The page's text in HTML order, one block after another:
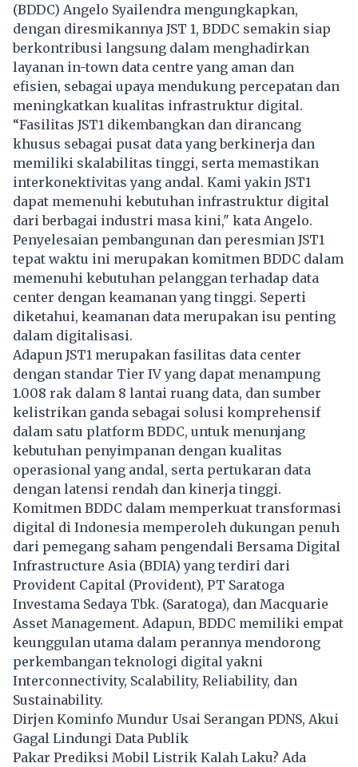
(BDDC) Angelo Syailendra mengungkapkan,
dengan diresmikannya JST 1, BDDC semakin siap
berkontribusi langsung dalam menghadirkan
layanan in-town data centre yang aman dan
efisien, sebagai upaya mendukung percepatan dan
meningkatkan kualitas infrastruktur digital.
“Fasilitas JST1 dikembangkan dan dirancang
khusus sebagai pusat data yang berkinerja dan
memiliki skalabilitas tinggi, serta memastikan
interkonektivitas yang andal. Kami yakin JST1
dapat memenuhi kebutuhan infrastruktur digital
dari berbagai industri masa kini," kata Angelo.
Penyelesaian pembangunan dan peresmian JST1
tepat waktu ini merupakan komitmen BDDC dalam
memenuhi kebutuhan pelanggan terhadap data
center dengan keamanan yang tinggi. Seperti
diketahui, keamanan data merupakan isu penting
dalam digitalisasi.
Adapun JST1 merupakan fasilitas data center
dengan standar Tier IV yang dapat menampung
1.008 rak dalam 8 lantai ruang data, dan sumber
kelistrikan ganda sebagai solusi komprehensif
dalam satu platform BDDC, untuk menunjang
kebutuhan penyimpanan dengan kualitas
operasional yang andal, serta pertukaran data
dengan latensi rendah dan kinerja tinggi.
Komitmen BDDC dalam memperkuat transformasi
digital di Indonesia memperoleh dukungan penuh
dari pemegang saham pengendali Bersama Digital
Infrastructure Asia (BDIA) yang terdiri dari
Provident Capital (Provident), PT Saratoga
Investama Sedaya Tbk. (Saratoga), dan Macquarie
Asset Management. Adapun, BDDC memiliki empat
keunggulan utama dalam perannya mendorong
perkembangan teknologi digital yakni
Interconnectivity, Scalability, Reliability, dan
Sustainability.
Dirjen Kominfo Mundur Usai Serangan PDNS, Akui
Gagal Lindungi Data Publik
Pakar Prediksi Mobil Listrik Kalah Laku? Ada